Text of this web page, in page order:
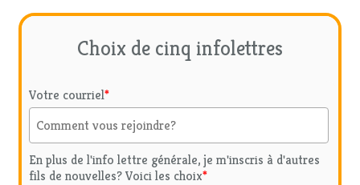
Choix de cinq infolettres
Votre courriel*
En plus de l'info lettre générale, je m'inscris à d'autres
fils de nouvelles? Voici les choix*